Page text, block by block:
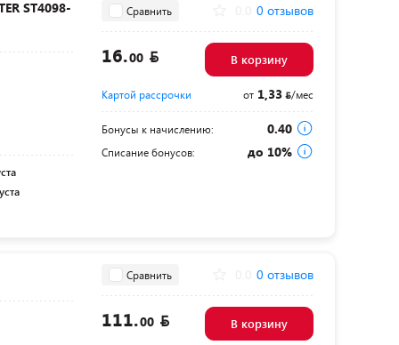
ST4098- Сравнить 0 отзывов
16.00 В корзину
Картой рассрочки от1,33 /мес
Бонусы к начислению: 0.40
Списание бонусов: до 10%
Сравнить 0 отзывов
111.00 В корзину